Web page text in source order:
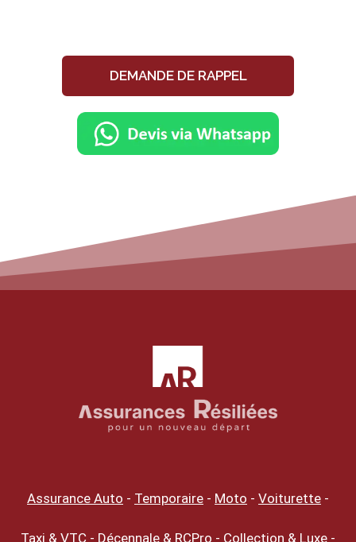
DEMANDE DE RAPPEL
Assurance Auto - Temporaire - Moto - Voiturette -
Taxi & VTC - Décennale & RCPro - Collection & Luxe -